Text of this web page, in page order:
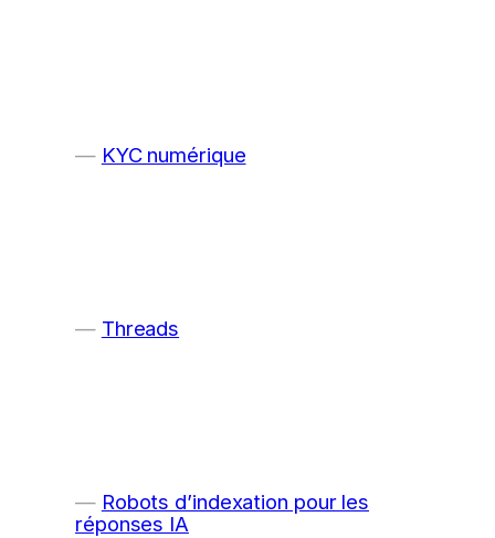
KYC numérique
Threads
Robots d’indexation pour les
réponses IA